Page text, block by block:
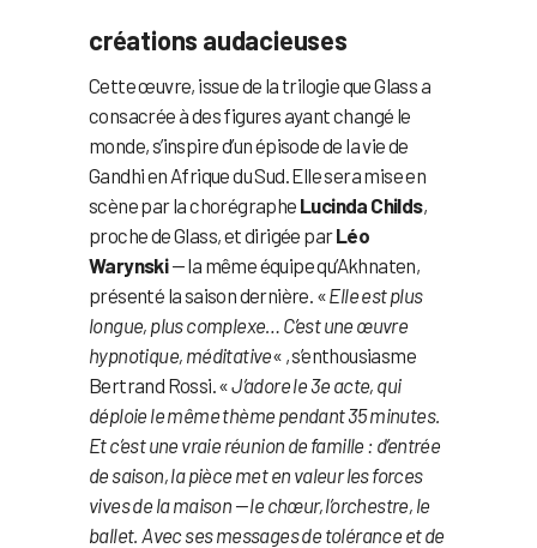
créations audacieuses
Cette œuvre, issue de la trilogie que Glass a
consacrée à des figures ayant changé le
monde, s’inspire d’un épisode de la vie de
Gandhi en Afrique du Sud. Elle sera mise en
scène par la chorégraphe Lucinda Childs,
proche de Glass, et dirigée parLéo
Warynski— la même équipe qu’Akhnaten,
présenté la saison dernière. «Elle est plus
longue, plus complexe… C’est une œuvre
hypnotique, méditative« , s’enthousiasme
Bertrand Rossi. «J’adore le 3e acte, qui
déploie le même thème pendant 35 minutes.
Et c’est une vraie réunion de famille : d’entrée
de saison, la pièce met en valeur les forces
vives de la maison — le chœur, l’orchestre, le
ballet. Avec ses messages de tolérance et de